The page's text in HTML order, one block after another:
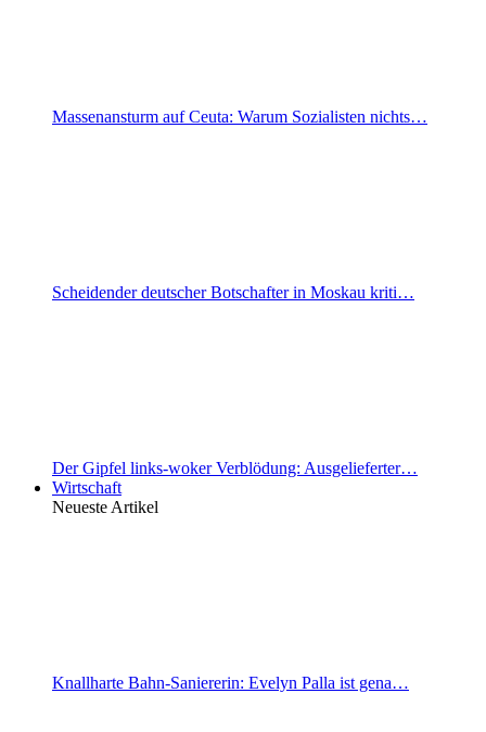
Massenansturm auf Ceuta: Warum Sozialisten nichts…
Scheidender deutscher Botschafter in Moskau kriti…
Der Gipfel links-woker Verblödung: Ausgelieferter…
Wirtschaft
Neueste Artikel
Knallharte Bahn-Saniererin: Evelyn Palla ist gena…